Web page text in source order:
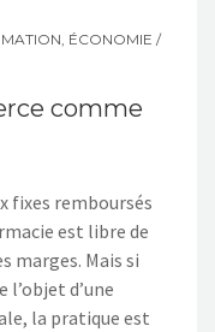
ÉCONOMIE /
comme
fixes remboursés
est libre de
marges. Mais si
d’une
la pratique est